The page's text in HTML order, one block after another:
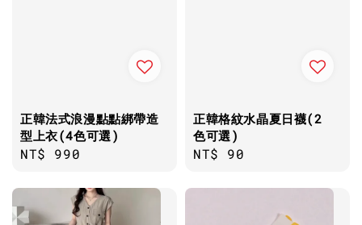
正韓法式浪漫點點綁帶造
型上衣(4色可選)
Regular
NT$ 990
正韓格紋水晶夏日襪(2
色可選)
Regular
NT$ 90